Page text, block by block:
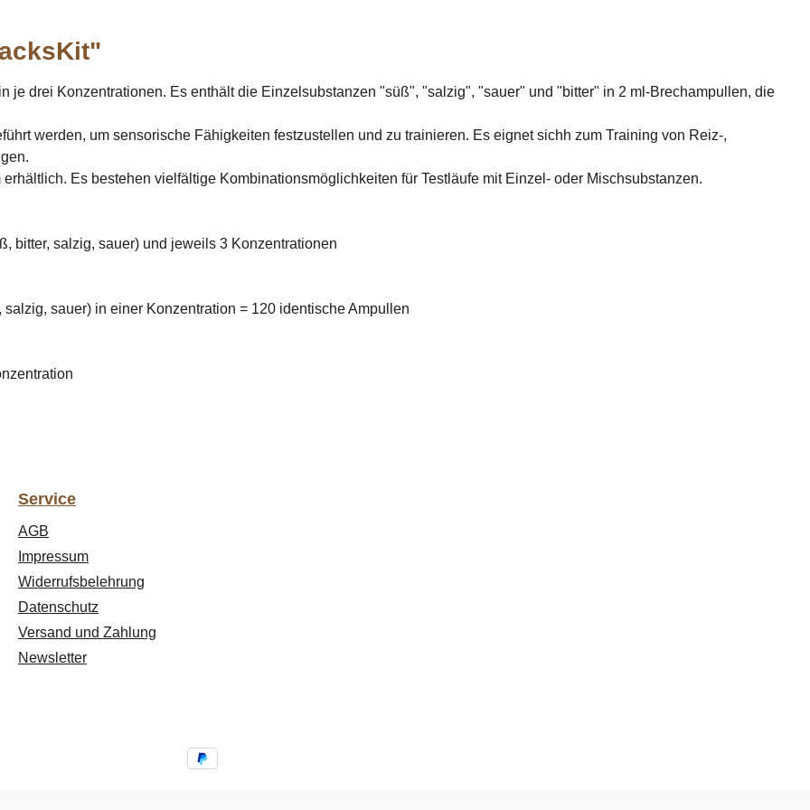
je drei Konzentrationen. Es enthält die Einzelsubstanzen "süß", "salzig", "sauer" und "bitter" in 2 ml-Brechampullen, die
werden, um sensorische Fähigkeiten festzustellen und zu trainieren. Es eignet sichh zum Training von Reiz-,
Es bestehen vielfältige Kombinationsmöglichkeiten für Testläufe mit Einzel- oder Mischsubstanzen.
bitter, salzig, sauer) und jeweils 3 Konzentrationen
sauer) in einer Konzentration = 120 identische Ampullen
Service
AGB
Impressum
Widerrufsbelehrung
Datenschutz
Versand und Zahlung
Newsletter